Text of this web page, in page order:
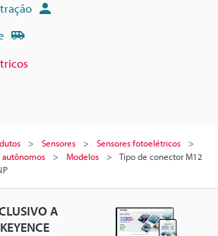
Sensores
Sensores fotoelétricos
autônomos
Modelos
Tipo de conector M12
A